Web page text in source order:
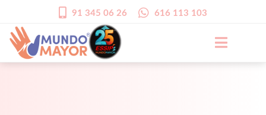
91 345 06 26 616 113 103